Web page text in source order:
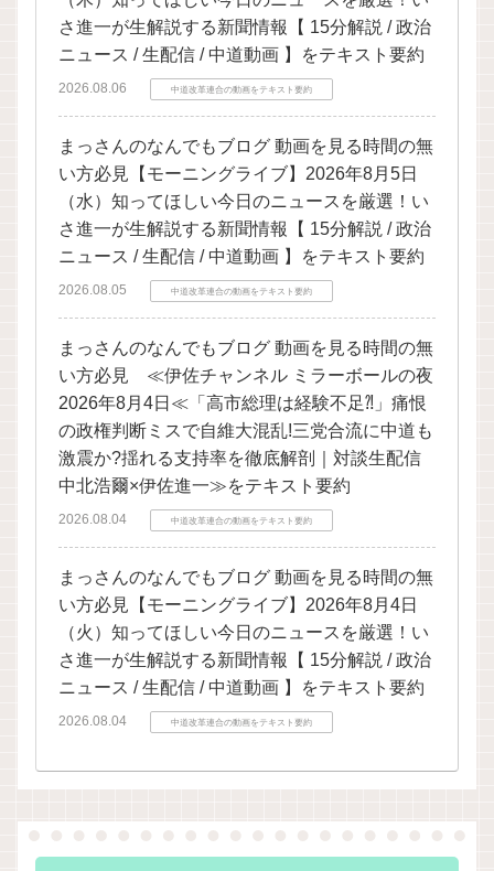
さ進一が生解説する新聞情報【 15分解説 / 政治
ニュース / 生配信 / 中道動画 】をテキスト要約
2026.08.06 中道改革連合の動画をテキスト要約
まっさんのなんでもブログ 動画を見る時間の無
い方必見【モーニングライブ】2026年8月5日
（水）知ってほしい今日のニュースを厳選！い
さ進一が生解説する新聞情報【 15分解説 / 政治
ニュース / 生配信 / 中道動画 】をテキスト要約
2026.08.05 中道改革連合の動画をテキスト要約
まっさんのなんでもブログ 動画を見る時間の無
い方必見 ≪伊佐チャンネル ミラーボールの夜
2026年8月4日≪「高市総理は経験不足⁈」痛恨
の政権判断ミスで自維大混乱!三党合流に中道も
激震か?揺れる支持率を徹底解剖｜対談生配信
中北浩爾×伊佐進一≫をテキスト要約
2026.08.04 中道改革連合の動画をテキスト要約
まっさんのなんでもブログ 動画を見る時間の無
い方必見【モーニングライブ】2026年8月4日
（火）知ってほしい今日のニュースを厳選！い
さ進一が生解説する新聞情報【 15分解説 / 政治
ニュース / 生配信 / 中道動画 】をテキスト要約
2026.08.04 中道改革連合の動画をテキスト要約